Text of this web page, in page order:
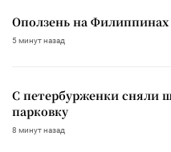
Оползень на Филиппинах
5 минут назад
С петербурженки сняли
парковку
8 минут назад